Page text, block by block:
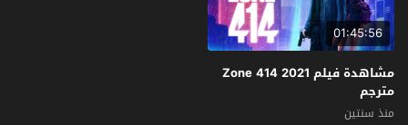
01:45:56
مشاهدة فيلم Zone 414 2021
مترجم
منذ سنتين